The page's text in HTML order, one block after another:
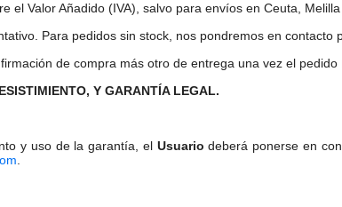
el Valor Añadido (IVA), salvo para envíos en Ceuta, Melilla
Para pedidos sin stock, nos pondremos en contacto
de compra más otro de entrega una vez el pedido
Y GARANTÍA LEGAL.
y uso de la garantía, el Usuario deberá ponerse en